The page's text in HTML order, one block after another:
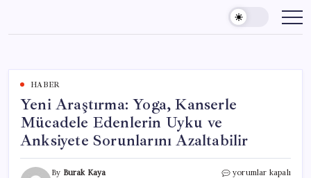
content
HABER
Yeni Araştırma: Yoga, Kanserle
Mücadele Edenlerin Uyku ve
Anksiyete Sorunlarını Azaltabilir
By Burak Kaya
Yeni
yorumlar kapalı